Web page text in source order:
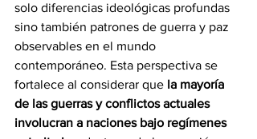
solo diferencias ideológicas profundas
sino también patrones de guerra y paz
observables en el mundo
contemporáneo. Esta perspectiva se
fortalece al considerar que la mayoría
de las guerras y conflictos actuales
involucran a naciones bajo regímenes